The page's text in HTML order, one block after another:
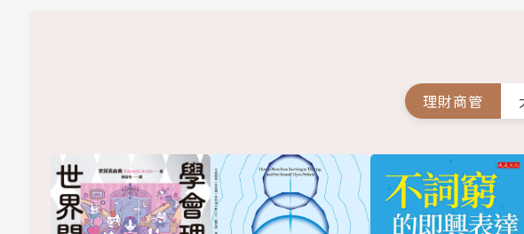
理財商管